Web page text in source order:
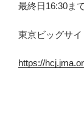
最終日16:30ま
東京ビッグサ
https://